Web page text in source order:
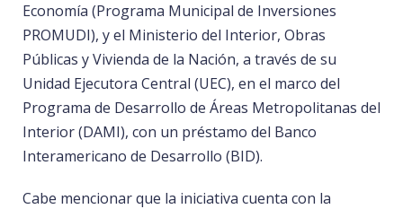
Economía (Programa Municipal de Inversiones
PROMUDI), y el Ministerio del Interior, Obras
Públicas y Vivienda de la Nación, a través de su
Unidad Ejecutora Central (UEC), en el marco del
Programa de Desarrollo de Áreas Metropolitanas del
Interior (DAMI), con un préstamo del Banco
Interamericano de Desarrollo (BID).
Cabe mencionar que la iniciativa cuenta con la